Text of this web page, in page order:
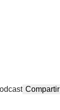
Compartir